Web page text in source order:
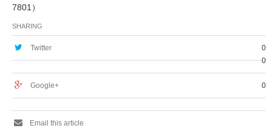
7801）
SHARING
Twitter
0
0
Google+ 0
Email this article